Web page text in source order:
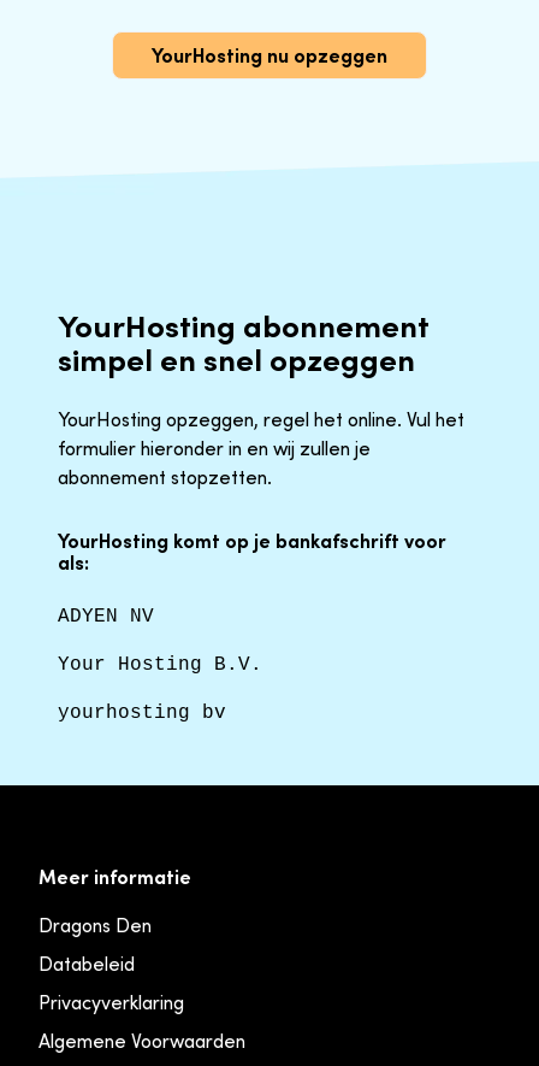
YourHosting nu opzeggen
YourHosting abonnement
simpel en snel opzeggen
YourHosting opzeggen, regel het online. Vul het
formulier hieronder in en wij zullen je
abonnement stopzetten.
YourHosting komt op je bankafschrift voor
als:
ADYEN NV
Your Hosting B.V.
yourhosting bv
Meer informatie
Dragons Den
Databeleid
Privacyverklaring
Algemene Voorwaarden